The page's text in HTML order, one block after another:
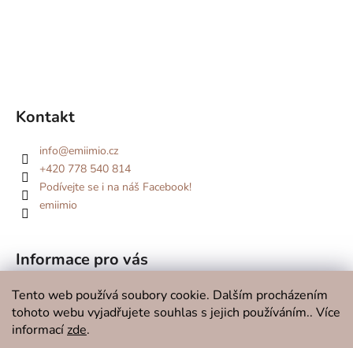
Tento web používá soubory cookie. Dalším procházením
tohoto webu vyjadřujete souhlas s jejich používáním.. Více
informací zde.
Informace pro vás
Kde se potkáme v roce 2026?
O značce
Doprava a platba
Kontakt
info@emiimio.cz
+420 778 540 814
Podívejte se i na náš Facebook!
emiimio